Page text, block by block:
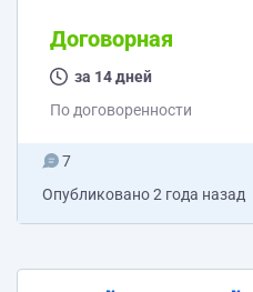
сайте. 2)Может составлять
ёмкие, красивые текста и
интегрировать на
Договорная
за 14 дней
По договоренности
7
Опубликовано2 года назад